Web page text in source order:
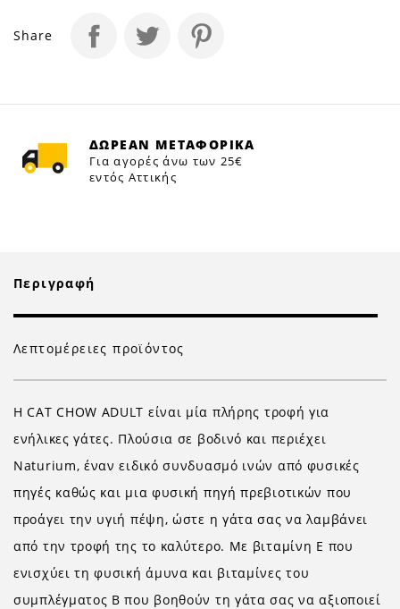
Share
ΔΩΡΕΑΝ ΜΕΤΑΦΟΡΙΚΑ
Για αγορές άνω των 25€
εντός Αττικής
Περιγραφή
Λεπτομέρειες προϊόντος
Η CAT CHOW ADULΤ είναι μία πλήρης τροφή για
ενήλικες γάτες. Πλούσια σε βοδινό και περιέχει
Naturium, έναν ειδικό συνδυασμό ινών από φυσικές
πηγές καθώς και μια φυσική πηγή πρεβιοτικών που
προάγει την υγιή πέψη, ώστε η γάτα σας να λαμβάνει
από την τροφή της το καλύτερο. Με βιταμίνη Ε που
ενισχύει τη φυσική άμυνα και βιταμίνες του
συμπλέγματος Β που βοηθούν τη γάτα σας να αξιοποιεί